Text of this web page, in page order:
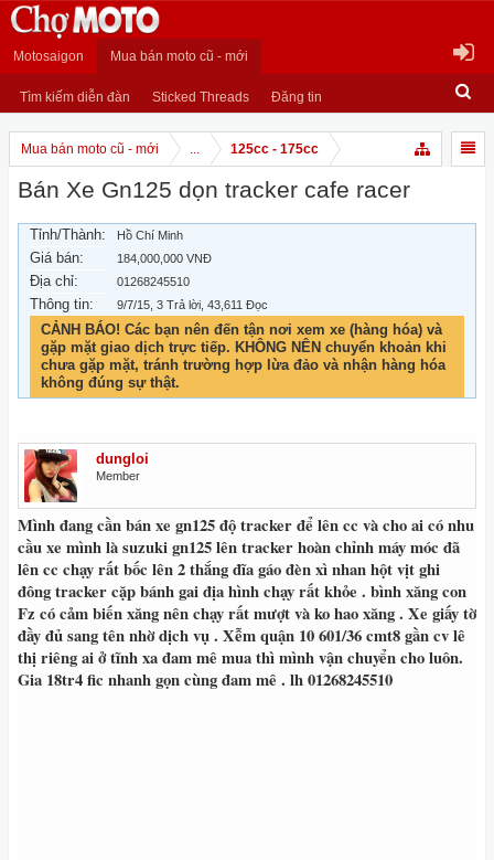
Motosaigon Mua bán moto cũ - mới
Tìm kiếm diễn đàn Sticked Threads Đăng tin
Mua bán moto cũ - mới ... 125cc - 175cc
Bán Xe Gn125 dọn tracker cafe racer
Tỉnh/Thành: Hồ Chí Minh
Giá bán: 184,000,000 VNĐ
Địa chỉ: 01268245510
Thông tin: 9/7/15 , 3 Trả lời, 43,611 Đọc
CẢNH BÁO! Các bạn nên đến tận nơi xem xe (hàng hóa) và
gặp mặt giao dịch trực tiếp. KHÔNG NÊN chuyển khoản khi
chưa gặp mặt, tránh trường hợp lừa đảo và nhận hàng hóa
không đúng sự thật.
dungloi
Member
Mình đang cần bán xe gn125 độ tracker để lên cc và cho ai có nhu
cầu xe mình là suzuki gn125 lên tracker hoàn chỉnh máy móc đã
lên cc chạy rất bốc lên 2 thắng đĩa gáo đèn xì nhan hột vịt ghi
đông tracker cặp bánh gai địa hình chạy rất khỏe . bình xăng con
Fz có cảm biến xăng nên chạy rất mượt và ko hao xăng . Xe giấy tờ
đầy đủ sang tên nhờ dịch vụ . Xễm quận 10 601/36 cmt8 gần cv lê
thị riêng ai ở tĩnh xa đam mê mua thì mình vận chuyển cho luôn.
Gia 18tr4 fic nhanh gọn cùng đam mê . lh 01268245510